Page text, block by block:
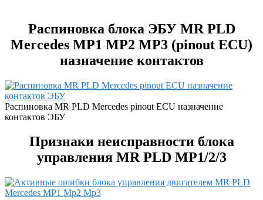
Распиновка блока ЭБУ MR PLD
Mercedes MP1 MP2 MP3 (pinout ECU)
назначение контактов
Распиновка MR PLD Mercedes pinout ECU назначение
контактов ЭБУ
Признаки неисправности блока
управления MR PLD MP1/2/3